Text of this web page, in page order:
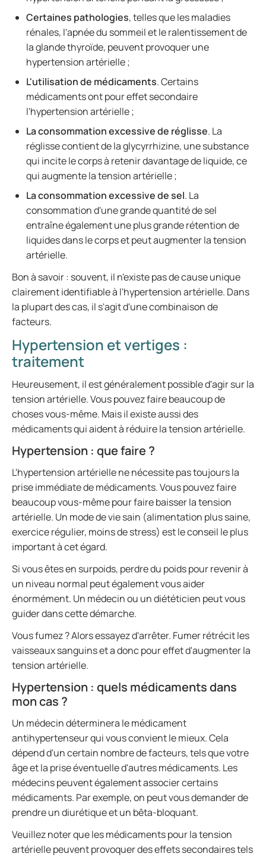
Certaines pathologies, telles que les maladies
rénales, l'apnée du sommeil et le ralentissement de
la glande thyroïde, peuvent provoquer une
hypertension artérielle ;
L'utilisation de médicaments. Certains
médicaments ont pour effet secondaire
l'hypertension artérielle ;
La consommation excessive de réglisse. La
réglisse contient de la glycyrrhizine, une substance
qui incite le corps à retenir davantage de liquide, ce
qui augmente la tension artérielle ;
La consommation excessive de sel. La
consommation d'une grande quantité de sel
entraîne également une plus grande rétention de
liquides dans le corps et peut augmenter la tension
artérielle.
Bon à savoir : souvent, il n'existe pas de cause unique
clairement identifiable à l'hypertension artérielle. Dans
la plupart des cas, il s'agit d'une combinaison de
facteurs.
Hypertension et vertiges :
traitement
Heureusement, il est généralement possible d'agir sur la
tension artérielle. Vous pouvez faire beaucoup de
choses vous-même. Mais il existe aussi des
médicaments qui aident à réduire la tension artérielle.
Hypertension : que faire ?
L'hypertension artérielle ne nécessite pas toujours la
prise immédiate de médicaments. Vous pouvez faire
beaucoup vous-même pour faire baisser la tension
artérielle. Un mode de vie sain (alimentation plus saine,
exercice régulier, moins de stress) est le conseil le plus
important à cet égard.
Si vous êtes en surpoids, perdre du poids pour revenir à
un niveau normal peut également vous aider
énormément. Un médecin ou un diététicien peut vous
guider dans cette démarche.
Vous fumez ? Alors essayez d'arrêter. Fumer rétrécit les
vaisseaux sanguins et a donc pour effet d'augmenter la
tension artérielle.
Hypertension : quels médicaments dans
mon cas ?
Un médecin déterminera le médicament
antihypertenseur qui vous convient le mieux. Cela
dépend d'un certain nombre de facteurs, tels que votre
âge et la prise éventuelle d'autres médicaments. Les
médecins peuvent également associer certains
médicaments. Par exemple, on peut vous demander de
prendre un diurétique et un bêta-bloquant.
Veuillez noter que les médicaments pour la tension
artérielle peuvent provoquer des effets secondaires tels